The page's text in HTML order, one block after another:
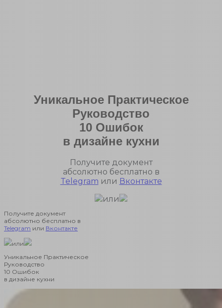
Уникальное Практическое
Руководство
10 Ошибок
в дизайне кухни
Получите документ
абсолютно бесплатно в
Telegram или Вконтакте
или
Получите документ
абсолютно бесплатно в
Telegram или Вконтакте
или
Уникальное Практическое
Руководство
10 Ошибок
в дизайне кухни